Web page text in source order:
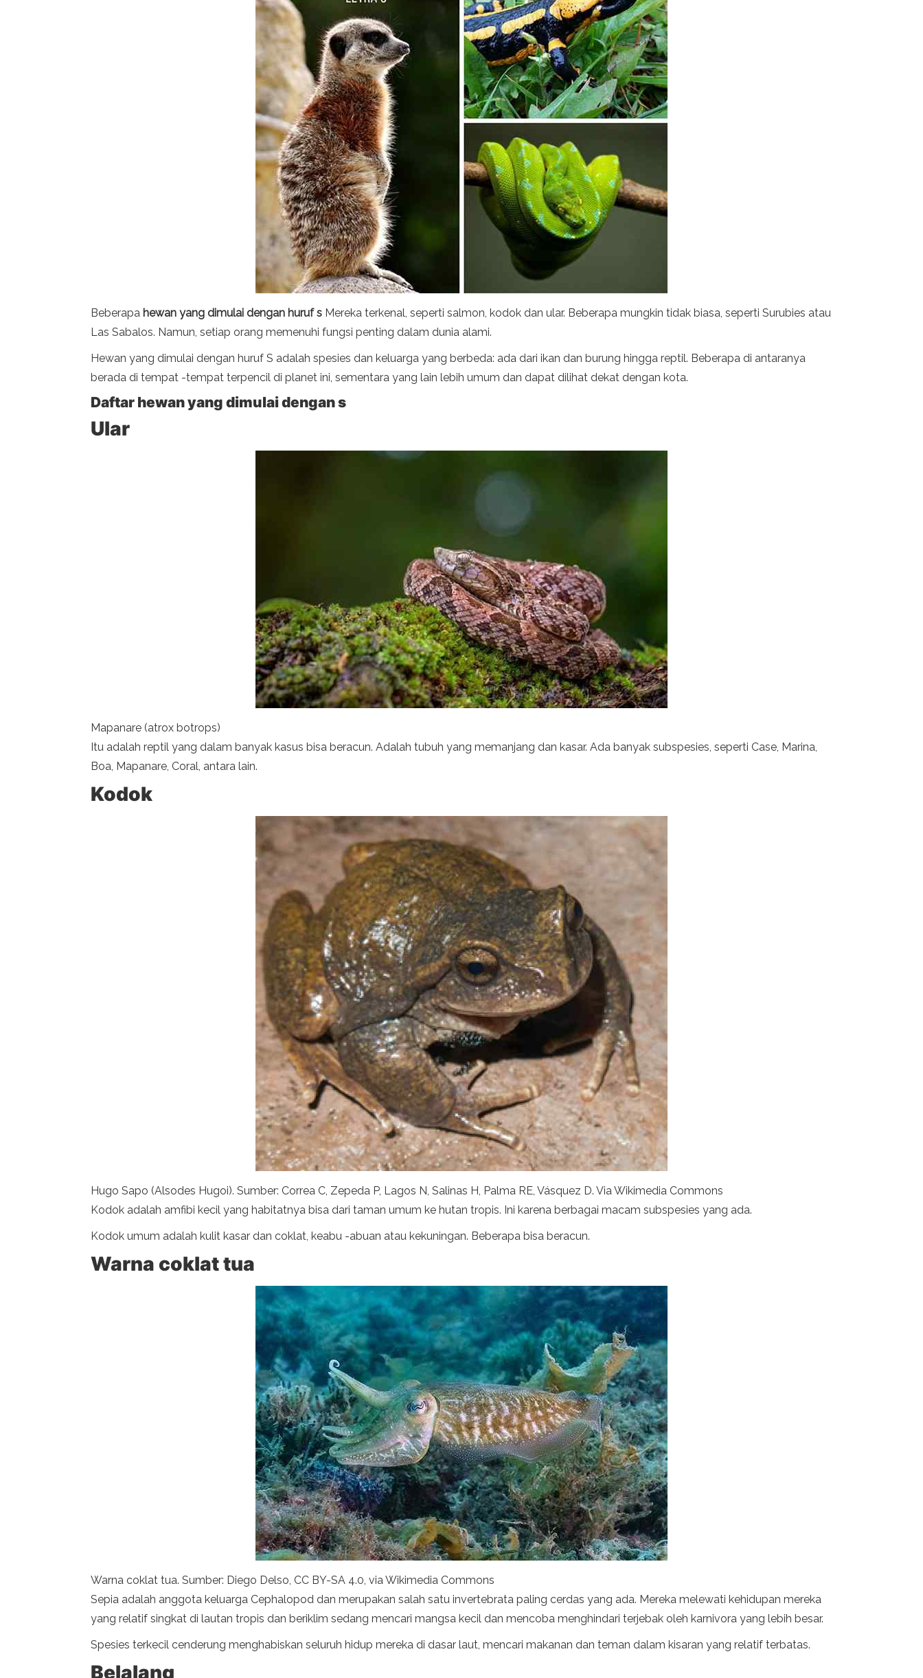
Beberapa hewan yang dimulai dengan huruf s Mereka terkenal, seperti salmon, kodok dan ular. Beberapa mungkin tidak biasa, seperti Surubies atau
Las Sabalos. Namun, setiap orang memenuhi fungsi penting dalam dunia alami.
Hewan yang dimulai dengan huruf S adalah spesies dan keluarga yang berbeda: ada dari ikan dan burung hingga reptil. Beberapa di antaranya
berada di tempat -tempat terpencil di planet ini, sementara yang lain lebih umum dan dapat dilihat dekat dengan kota.
Daftar hewan yang dimulai dengan s
Ular
Mapanare (atrox botrops)
Itu adalah reptil yang dalam banyak kasus bisa beracun. Adalah tubuh yang memanjang dan kasar. Ada banyak subspesies, seperti Case, Marina,
Boa, Mapanare, Coral, antara lain.
Kodok
Hugo Sapo (Alsodes Hugoi). Sumber: Correa C, Zepeda P, Lagos N, Salinas H, Palma RE, Vásquez D. Via Wikimedia Commons
Kodok adalah amfibi kecil yang habitatnya bisa dari taman umum ke hutan tropis. Ini karena berbagai macam subspesies yang ada.
Kodok umum adalah kulit kasar dan coklat, keabu -abuan atau kekuningan. Beberapa bisa beracun.
Warna coklat tua
Warna coklat tua. Sumber: Diego Delso, CC BY-SA 4.0, via Wikimedia Commons
Sepia adalah anggota keluarga Cephalopod dan merupakan salah satu invertebrata paling cerdas yang ada. Mereka melewati kehidupan mereka
yang relatif singkat di lautan tropis dan beriklim sedang mencari mangsa kecil dan mencoba menghindari terjebak oleh karnivora yang lebih besar.
Spesies terkecil cenderung menghabiskan seluruh hidup mereka di dasar laut, mencari makanan dan teman dalam kisaran yang relatif terbatas.
Belalang